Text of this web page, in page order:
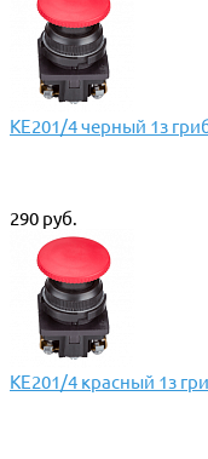
КЕ201/4 черный 1з
290 руб.
КЕ201/4 красный 1з